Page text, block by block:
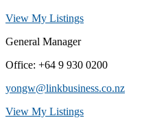
View My Listings
General Manager
Office: +64 9 930 0200
yongw@linkbusiness.co.nz
View My Listings